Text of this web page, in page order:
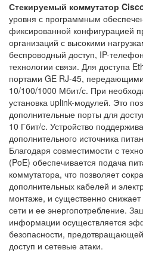
Стекируемый коммутатор
уровня с программным
фиксированной конфигурацией
организаций с высокими
беспроводный доступ, IP-
технологии связи. Для доступа
портами GE RJ-45,
10/100/1000 Мбит/с. При
установка uplink-модулей. Это
дополнительные порты для
10 Гбит/с. Устройство
дополнительного источника
Благодаря совместимости с
(PoE) обеспечивается подача
коммутатора, что позволяет
дополнительных кабелей и
монтаже, и существенно
сети и ее энергопотребление.
информации осуществляется
безопасности,
доступ и сетевые атаки.